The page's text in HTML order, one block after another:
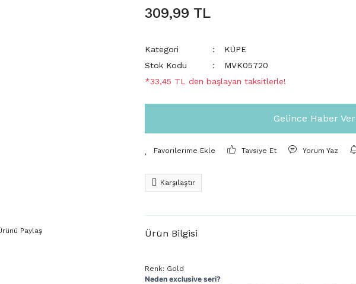
Paylaş
309,99 TL
Kategori
KÜPE
Stok Kodu
MVK05720
*33,45 TL den başlayan taksitlerle!
Gelince Haber Ver
Tavsiye Et Yorum Yaz
Karşılaştır
Ürün Bilgisi
Renk: Gold
Neden exclusive seri?